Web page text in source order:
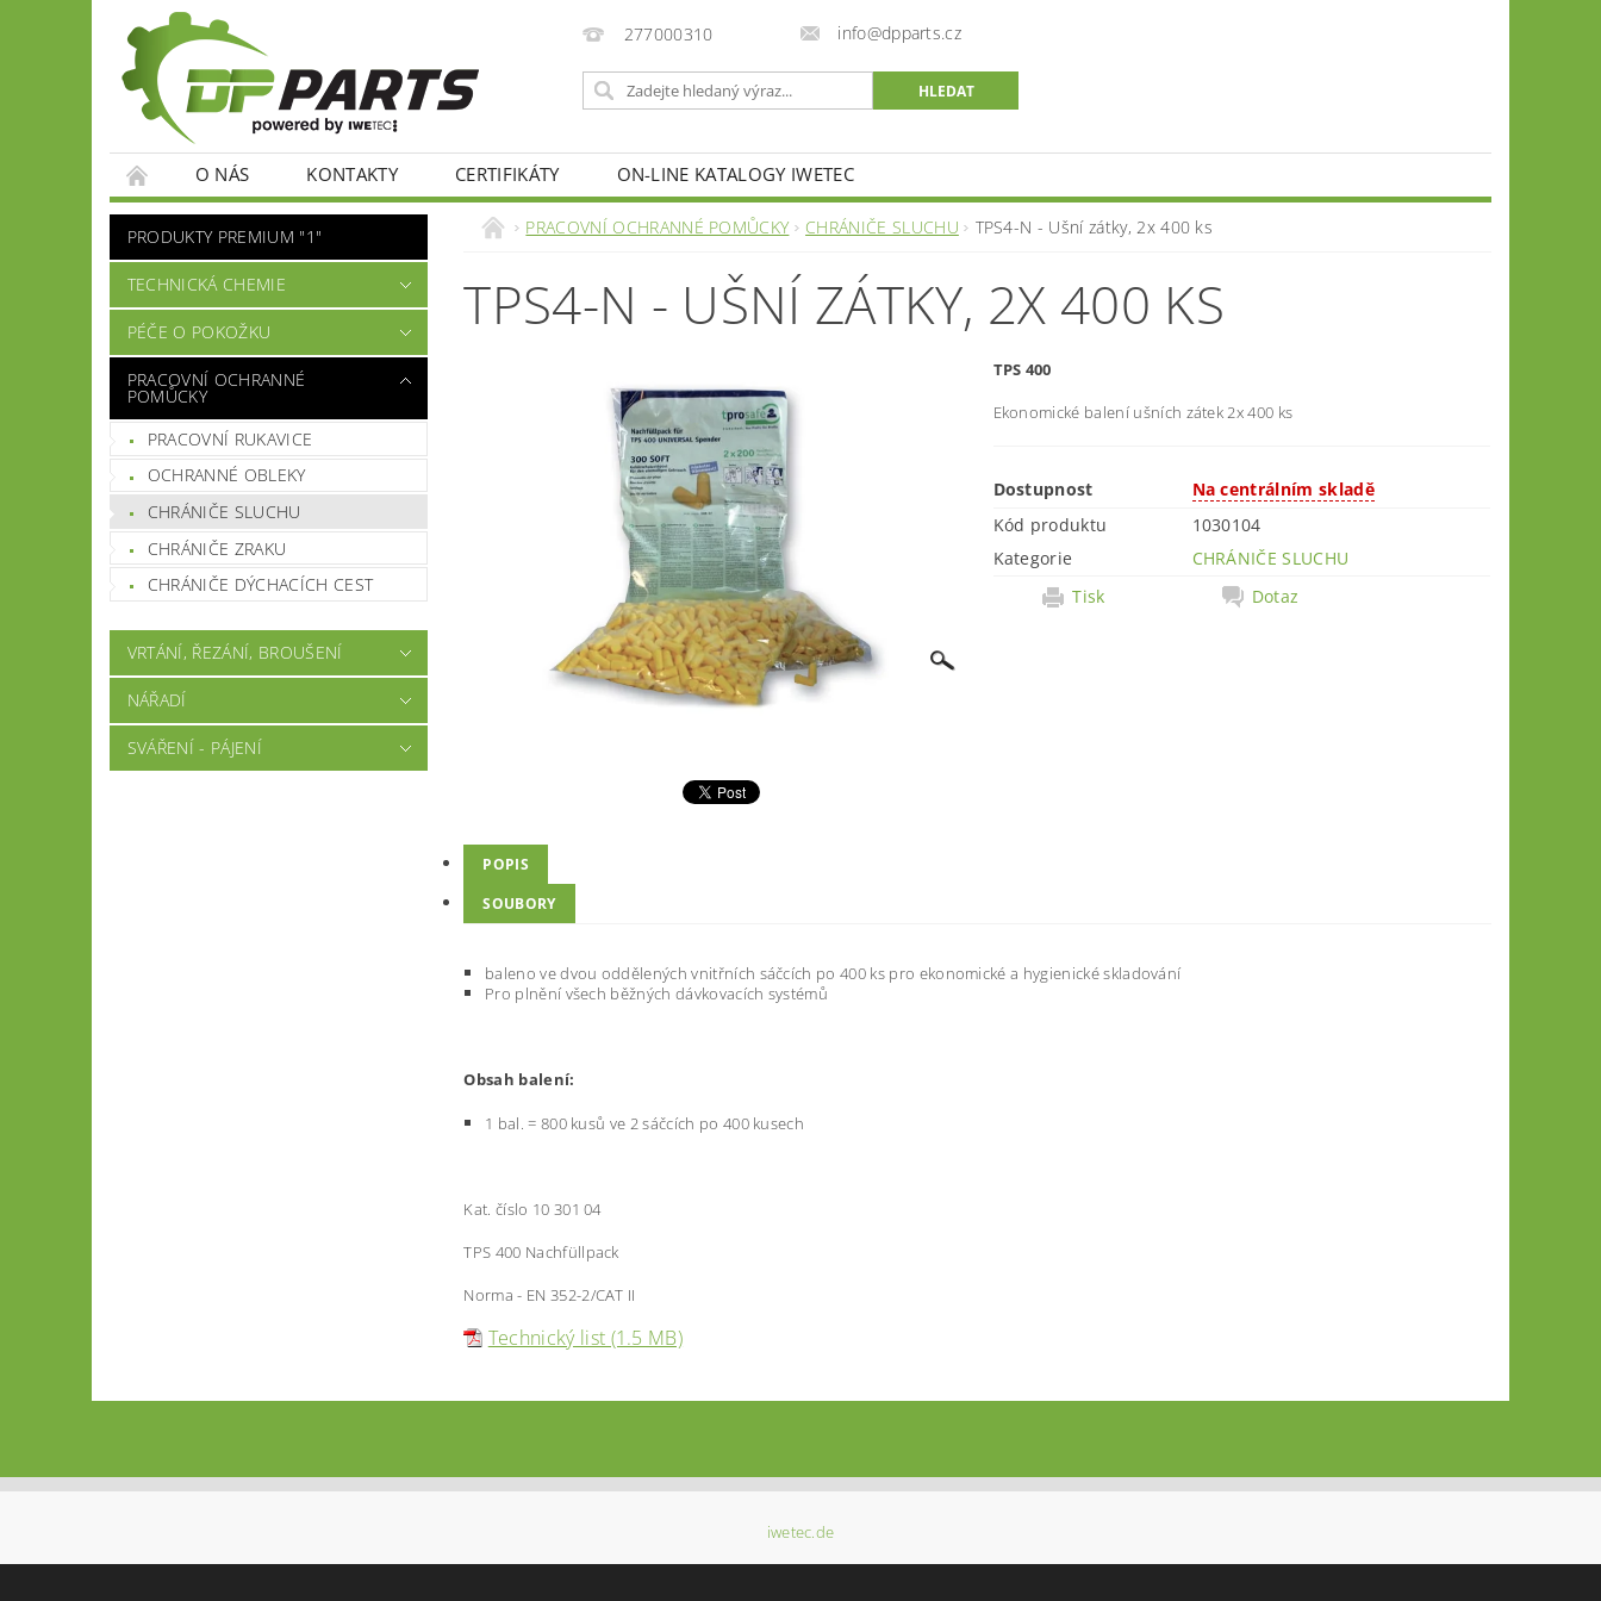
277000310 info@dpparts.cz
O NÁS KONTAKTY CERTIFIKÁTY ON-LINE KATALOGY IWETEC
PRODUKTY PREMIUM "1"
TECHNICKÁ CHEMIE
PÉČE O POKOŽKU
PRACOVNÍ OCHRANNÉ
POMŮCKY
PRACOVNÍ RUKAVICE
OCHRANNÉ OBLEKY
CHRÁNIČE SLUCHU
CHRÁNIČE ZRAKU
CHRÁNIČE DÝCHACÍCH CEST
VRTÁNÍ, ŘEZÁNÍ, BROUŠENÍ
NÁŘADÍ
SVÁŘENÍ - PÁJENÍ
PRACOVNÍ OCHRANNÉ POMŮCKY CHRÁNIČE SLUCHU TPS4-N - Ušní zátky, 2x 400 ks
TPS4-N - UŠNÍ ZÁTKY, 2X 400 KS
TPS 400
Ekonomické balení ušních zátek 2x 400 ks
Dostupnost
Na centrálním skladě
Kód produktu
1030104
Kategorie
CHRÁNIČE SLUCHU
Tisk
Dotaz
POPIS
SOUBORY
baleno ve dvou oddělených vnitřních sáčcích po 400 ks pro ekonomické a hygienické skladování
Pro plnění všech běžných dávkovacích systémů
Obsah balení:
1 bal. = 800 kusů ve 2 sáčcích po 400 kusech
Kat. číslo 10 301 04
TPS 400 Nachfüllpack
Norma - EN 352-2/CAT II
Technický list (1.5 MB)
iwetec.de